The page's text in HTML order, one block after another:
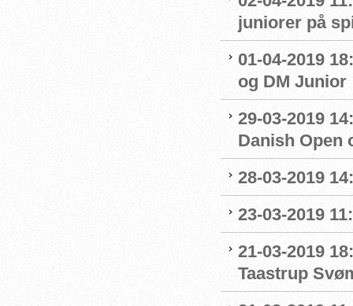
juniorer på
01-04-2019
og DM Junior
29-03-2019
Danish Open
28-03-2019
23-03-2019
21-03-2019
Taastrup